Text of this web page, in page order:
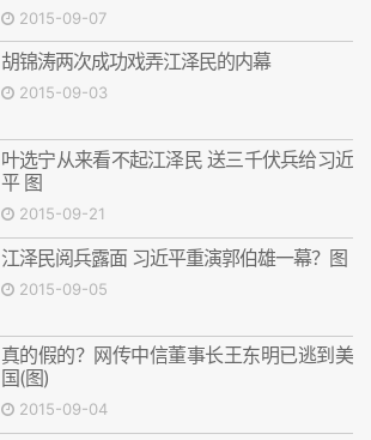
2015-09-07
胡锦涛两次成功戏弄江泽民的内幕
2015-09-03
叶选宁从来看不起江泽民 送三千伏兵给习近
平 图
2015-09-21
江泽民阅兵露面 习近平重演郭伯雄一幕？图
2015-09-05
真的假的？网传中信董事长王东明已逃到美
国(图)
2015-09-04